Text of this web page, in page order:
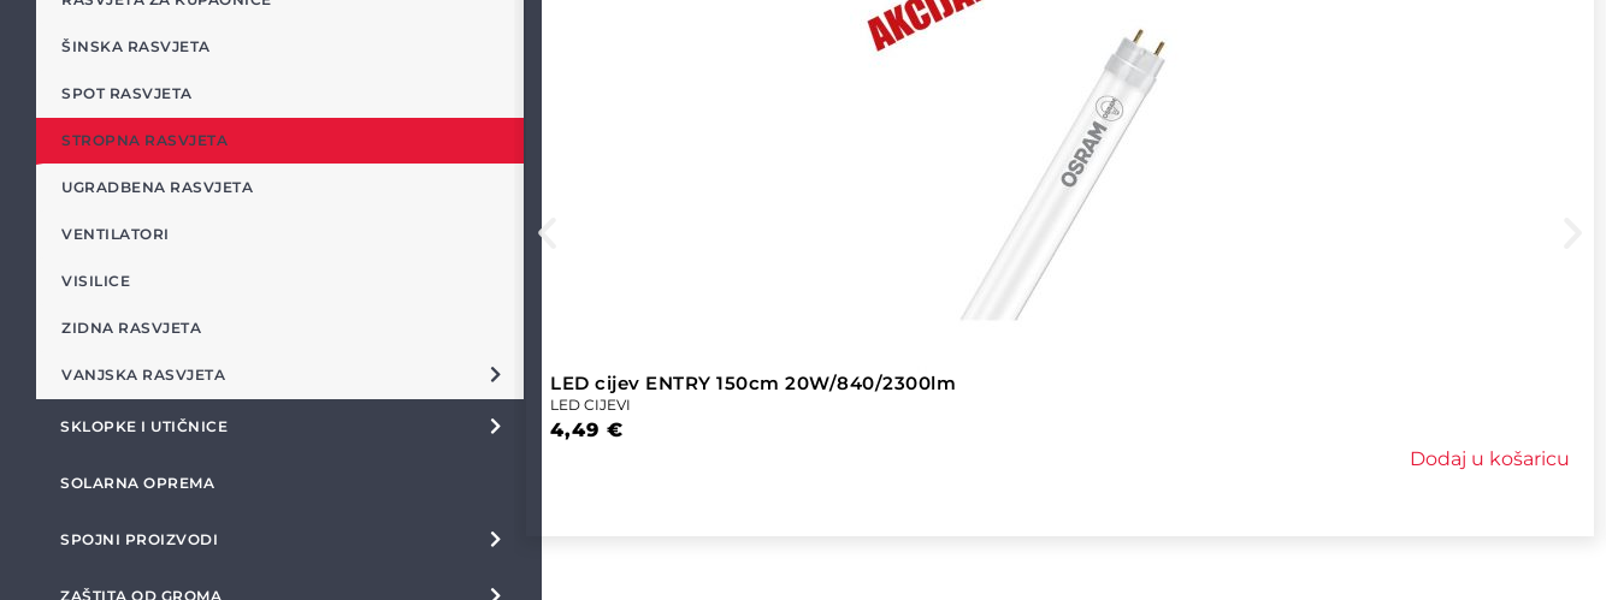
ŠINSKA RASVJETA
SPOT RASVJETA
STROPNA RASVJETA
UGRADBENA RASVJETA
VENTILATORI
VISILICE
ZIDNA RASVJETA
VANJSKA RASVJETA
SKLOPKE I UTIČNICE
SOLARNA OPREMA
SPOJNI PROIZVODI
ZAŠTITA OD GROMA
LED cijev ENTRY 150cm 20W/840/2300lm
LED CIJEVI
4,49€
Dodaj u košaricu